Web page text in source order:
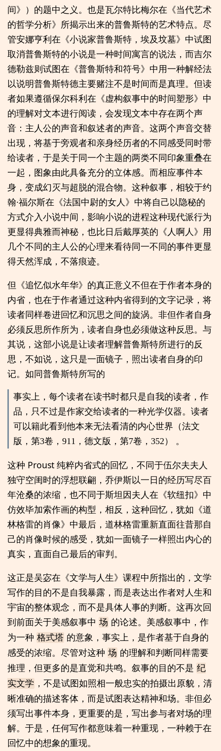
间》）的题中之义。也是瓦尔特比梅尔在《当代艺术
的哲学分析》所揭示出来的普鲁斯特的艺术特点。尽
管安娜亨利在《小说家普鲁斯特，埃及坟墓》中试图
取消普鲁斯特的小说是一种时间寓言的说法，而吉尔
德勒兹则试图在《普鲁斯特和符号》中用一种解经法
以说明普鲁斯特德主要赌注不是时间而是真理。但读
者如果遵循保尔科利在《虚构叙事中的时间塑形》中
的理解对文本进行阅读，会发现文本中存在两个声
音：主人公的声音和叙述者的声音。这两个声音交替
出现，将基于旁观者和亲身经历者的不同感受同时带
给读者，于是关于同一个主题的两类不同印象重叠在
一起，图象由此具备充分的立体感。而相应事件本
身，变成幻灭与超脱的混合物。这种叙事，相较于约
翰·福尔斯在《法国中尉的女人》中将自己以隐秘的
方式介入小说中间，影响小说的进程这种现代派行为
更显得典雅而神秘，也比日后戴厚英的《人啊人》用
几个不同的主人公的心理来看待同一不同的事件更显
得天然浑成，不落痕迹。
但《追忆似水年华》的真正意义不但在于作者本身的
内省，也在于作者通过这种内省得到的文字记录，将
读者同样卷进回忆和沉思之间的旋涡。非但作者自身
必须反思所作所为，读者自身也必须做这种反思。与
其说，这部小说是让读者理解普鲁斯特所进行的反
思，不如说，这只是一面镜子，照出读者自身的印
记。如同普鲁斯特所写的
事实上，每个读者在读书时都只是自我的读者，作
品，只不过是作家交给读者的一种光学仪器。读者
可以籍此看到他本来无法看清的内心世界（法文
版，第3卷，911，德文版，第7卷，352） 。
这种 Proust 纯粹内省式的回忆，不同于伍尔夫夫人
独守空闺时的浮想联翩，乔伊斯以一日的经历写尽百
年沧桑的浓缩，也不同于斯坦因夫人在《软纽扣》中
仿效毕加索作画的构型，相反，这种回忆，犹如《道
林格雷的肖像》中最后，道林格雷重新直面往昔那自
己的肖像时候的感受，犹如一面镜子一样照出内心的
真实，直面自己最后的审判。
这正是吴宓在《文学与人生》课程中所指出的，文学
写作的目的不是自我暴露，而是表达出作者对人生和
宇宙的整体观念，而不是具体人事的判断。这再次回
到前面关于美感叙事中 场 的论述。美感叙事中，作
为一种 格式塔 的意象，事实上，是作者基于自身的
感受的浓缩。尽管对这种 场 的理解和判断同样需要
推理，但更多的是直觉和共鸣。叙事的目的不是 纪
实文学 ，不是试图如照相一般忠实的拍摄出原貌，清
晰准确的描述客体，而是试图表达精神和场。非但必
须写出事件本身，更重要的是，写出参与者对场的理
解。于是，任何写作都意味着一种重现，一种赖于在
回忆中的想象的重现。